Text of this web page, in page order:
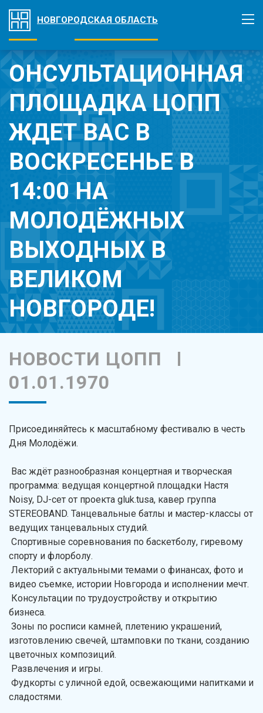
НОВГОРОДСКАЯ ОБЛАСТЬ
ОНСУЛЬТАЦИОННАЯ
ПЛОЩАДКА ЦОПП
ЖДЕТ ВАС В
ВОСКРЕСЕНЬЕ В
14:00 НА
МОЛОДЁЖНЫХ
ВЫХОДНЫХ В
ВЕЛИКОМ
НОВГОРОДЕ!
НОВОСТИ ЦОПП
01.01.1970
Присоединяйтесь к масштабному фестивалю в честь
Дня Молодёжи.
Вас ждёт разнообразная концертная и творческая
программа: ведущая концертной площадки Настя
Noisy, DJ-сет от проекта gluk.tusa, кавер группа
STEREOBAND. Танцевальные батлы и мастер-классы от
ведущих танцевальных студий.
Спортивные соревнования по баскетболу, гиревому
спорту и флорболу.
Лекторий с актуальными темами о финансах, фото и
видео съемке, истории Новгорода и исполнении мечт.
Консультации по трудоустройству и открытию
бизнеса.
Зоны по росписи камней, плетению украшений,
изготовлению свечей, штамповки по ткани, созданию
цветочных композиций.
Развлечения и игры.
Фудкорты с уличной едой, освежающими напитками и
сладостями.